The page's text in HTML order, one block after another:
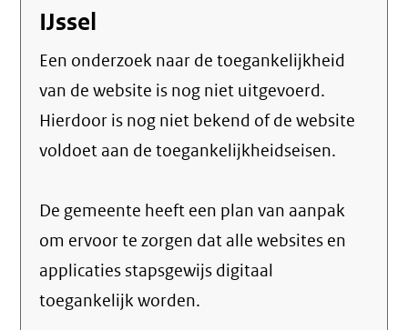
IJssel
Een onderzoek naar de toegankelijkheid
van de website is nog niet uitgevoerd.
Hierdoor is nog niet bekend of de website
voldoet aan de toegankelijkheidseisen.
De gemeente heeft een plan van aanpak
om ervoor te zorgen dat alle websites en
applicaties stapsgewijs digitaal
toegankelijk worden.